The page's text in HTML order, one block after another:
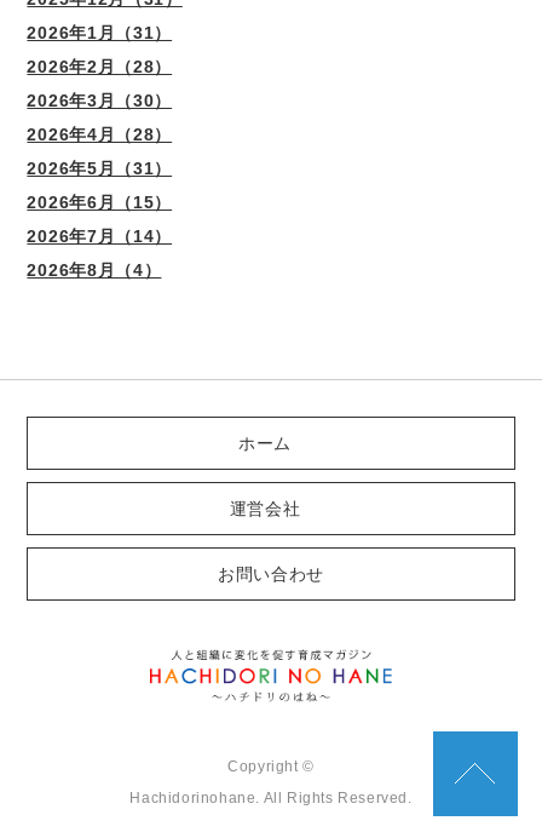
2026年1月（31）
2026年2月（28）
2026年3月（30）
2026年4月（28）
2026年5月（31）
2026年6月（15）
2026年7月（14）
2026年8月（4）
ホーム
運営会社
お問い合わせ
Copyright ©
Hachidorinohane. All Rights Reserved.